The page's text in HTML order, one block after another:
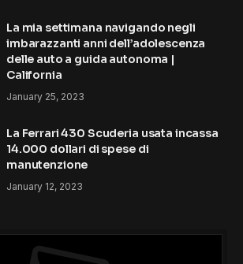
La mia settimana navigando negli
imbarazzanti anni dell’adolescenza
delle auto a guida autonoma |
California
January 25, 2023
La Ferrari 430 Scuderia usata incassa
14.000 dollari di spese di
manutenzione
January 12, 2023